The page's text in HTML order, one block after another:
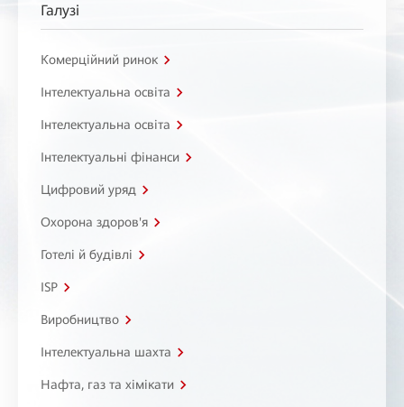
Галузі
Комерційний ринок
Інтелектуальна освіта
Інтелектуальна освіта
Інтелектуальні фінанси
Цифровий уряд
Охорона здоров'я
Готелі й будівлі
ISP
Виробництво
Інтелектуальна шахта
Нафта, газ та хімікати